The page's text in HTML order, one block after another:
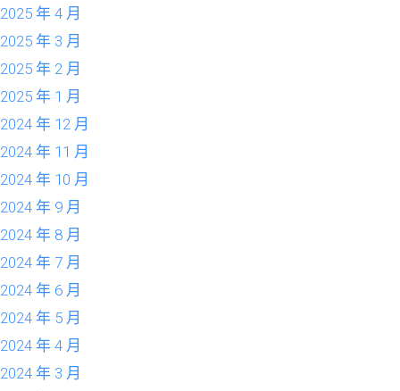
2025 年 4 月
2025 年 3 月
2025 年 2 月
2025 年 1 月
2024 年 12 月
2024 年 11 月
2024 年 10 月
2024 年 9 月
2024 年 8 月
2024 年 7 月
2024 年 6 月
2024 年 5 月
2024 年 4 月
2024 年 3 月